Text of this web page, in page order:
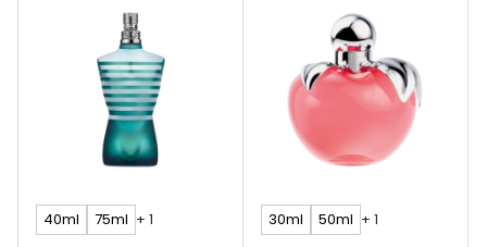
40ml 75ml + 1 30ml 50ml + 1